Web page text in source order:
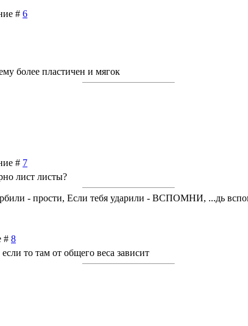
# 6
более пластичен и мягок
# 7
лист листы?
- прости, Если тебя ударили - ВСПОМНИ, ...дь
# 8
то там от общего веса зависит